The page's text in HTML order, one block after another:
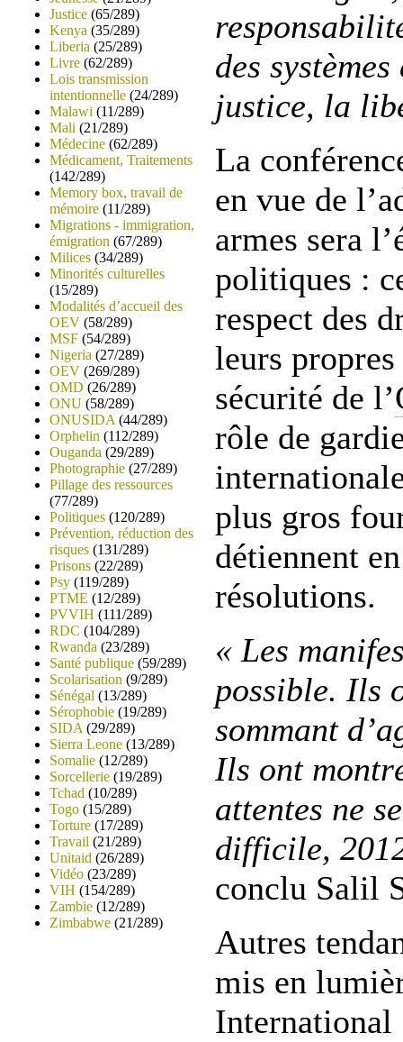
Justice (65/289)
Kenya (35/289)
Liberia (25/289)
Livre (62/289)
Lois transmission
intentionnelle (24/289)
Malawi (11/289)
Mali (21/289)
Médecine (62/289)
Médicament, Traitements
(142/289)
Memory box, travail de
mémoire (11/289)
Migrations - immigration,
émigration (67/289)
Milices (34/289)
Minorités culturelles
(15/289)
Modalités d’accueil des
OEV (58/289)
MSF (54/289)
Nigeria (27/289)
OEV (269/289)
OMD (26/289)
ONU (58/289)
ONUSIDA (44/289)
Orphelin (112/289)
Ouganda (29/289)
Photographie (27/289)
Pillage des ressources
(77/289)
Politiques (120/289)
Prévention, réduction des
risques (131/289)
Prisons (22/289)
Psy (119/289)
PTME (12/289)
PVVIH (111/289)
RDC (104/289)
Rwanda (23/289)
Santé publique (59/289)
Scolarisation (9/289)
Sénégal (13/289)
Sérophobie (19/289)
SIDA (29/289)
Sierra Leone (13/289)
Somalie (12/289)
Sorcellerie (19/289)
Tchad (10/289)
Togo (15/289)
Torture (17/289)
Travail (21/289)
Unitaid (26/289)
Vidéo (23/289)
VIH (154/289)
Zambie (12/289)
Zimbabwe (21/289)
des
justice, la
La
en vue de
armes sera
politiques :
respect des
leurs
sécurité de l’
rôle de
plus gros
détiennent
résolutions.
« Les
possible. Ils
sommant
Ils ont
attentes ne
difficile,
conclu Salil
Autres
mis en
International